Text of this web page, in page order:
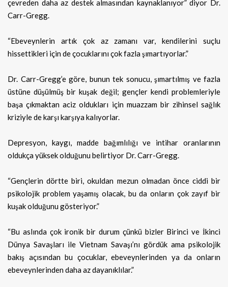
çevreden daha az destek almasından kaynaklanıyor” diyor Dr.
Carr-Gregg.
“Ebeveynlerin artık çok az zamanı var, kendilerini suçlu
hissettikleri için de çocuklarını çok fazla şımartıyorlar.”
Dr. Carr-Gregg’e göre, bunun tek sonucu, şımartılmış ve fazla
üstüne düşülmüş bir kuşak değil; gençler kendi problemleriyle
başa çıkmaktan aciz oldukları için muazzam bir zihinsel sağlık
kriziyle de karşı karşıya kalıyorlar.
Depresyon, kaygı, madde bağımlılığı ve intihar oranlarının
oldukça yüksek olduğunu belirtiyor Dr. Carr-Gregg.
“Gençlerin dörtte biri, okuldan mezun olmadan önce ciddi bir
psikolojik problem yaşamış olacak, bu da onların çok zayıf bir
kuşak olduğunu gösteriyor.”
“Bu aslında çok ironik bir durum çünkü bizler Birinci ve İkinci
Dünya Savaşları ile Vietnam Savaşı’nı gördük ama psikolojik
bakış açısından bu çocuklar, ebeveynlerinden ya da onların
ebeveynlerinden daha az dayanıklılar.”